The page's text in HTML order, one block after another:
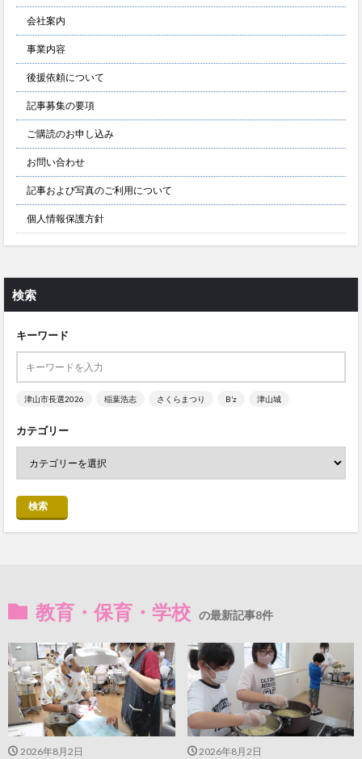
会社案内
事業内容
後援依頼について
記事募集の要項
ご購読のお申し込み
お問い合わせ
記事および写真のご利用について
個人情報保護方針
検索
キーワード
津山市長選2026 稲葉浩志 さくらまつり B’z 津山城
カテゴリー
検索
教育・保育・学校 の最新記事8件
2026年8月2日
2026年8月2日